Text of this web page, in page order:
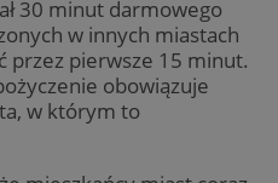
30 minut darmowego
w innych miastach
przez pierwsze 15 minut.
obowiązuje
w którym to